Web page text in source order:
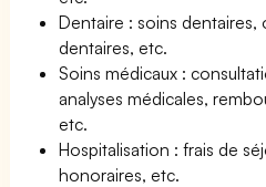
Dentaire : soins
dentaires, etc.
Soins médicaux :
analyses médicales,
etc.
Hospitalisation : frais de
honoraires, etc.